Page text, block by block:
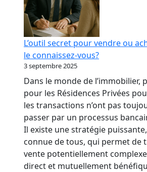
L’outil secret pour vendre ou
le connaissez-vous?
3 septembre 2025
Dans le monde de l’immobilier,
pour les Résidences Privées
les transactions n’ont pas
passer par un processus
Il existe une stratégie
connue de tous, qui permet de
vente potentiellement
direct et mutuellement